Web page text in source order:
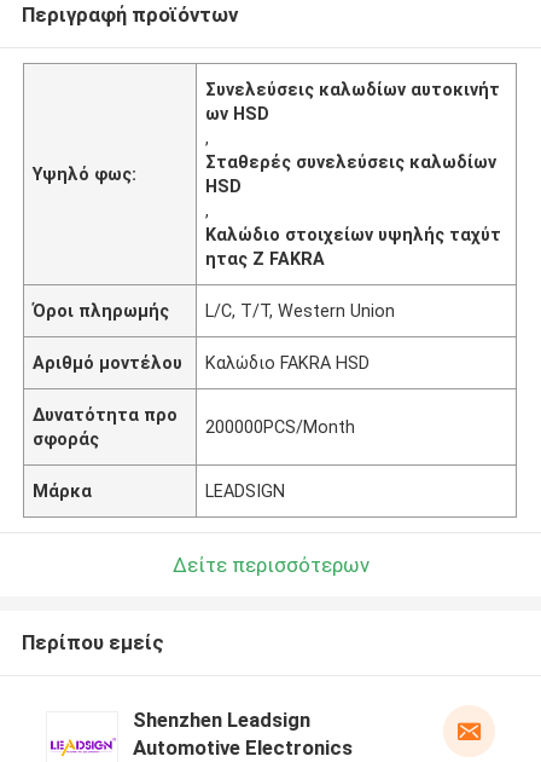
Περιγραφή προϊόντων
Υψηλό φως:
Συνελεύσεις καλωδίων αυτοκινήτ
ων HSD
,
Σταθερές συνελεύσεις καλωδίων
HSD
,
Καλώδιο στοιχείων υψηλής ταχύτ
ητας Ζ FAKRA
Όροι πληρωμής L/C, T/T, Western Union
Αριθμό μοντέλου Καλώδιο FAKRA HSD
Δυνατότητα προ
σφοράς
200000PCS/Month
Μάρκα LEADSIGN
Δείτε περισσότερων
Περίπου εμείς
Shenzhen Leadsign
Automotive Electronics